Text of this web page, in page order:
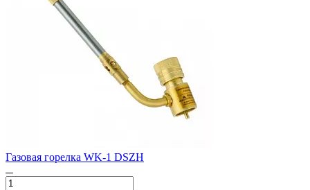
Газовая горелка WK-1 DSZH